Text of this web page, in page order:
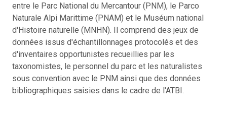
entre le Parc National du Mercantour (PNM), le Parco
Naturale Alpi Marittime (PNAM) et le Muséum national
d'Histoire naturelle (MNHN). Il comprend des jeux de
données issus d'échantillonnages protocolés et des
d'inventaires opportunistes recueillies par les
taxonomistes, le personnel du parc et les naturalistes
sous convention avec le PNM ainsi que des données
bibliographiques saisies dans le cadre de l'ATBI.